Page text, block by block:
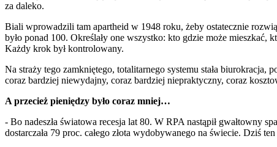
za daleko.
Biali wprowadzili tam apartheid w 1948 roku, żeby ostatecznie
było ponad 100. Określały one wszystko: kto gdzie może
Każdy krok był kontrolowany.
Na straży tego zamkniętego, totalitarnego systemu stała
coraz bardziej niewydajny, coraz bardziej niepraktyczny, coraz
A przecież pieniędzy było coraz mniej…
- Bo nadeszła światowa recesja lat 80. W RPA nastąpił gwałtowny
dostarczała 79 proc. całego złota wydobywanego na świecie. Dziś